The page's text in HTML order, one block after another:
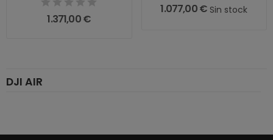
DJI AIR
1.371,00 €
1.077,00 € Sin stock